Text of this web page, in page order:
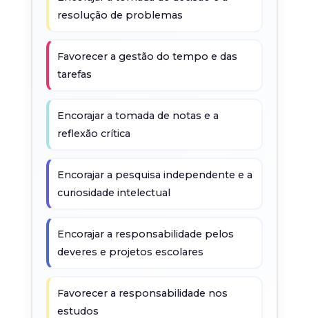
resolução de problemas
Favorecer a gestão do tempo e das
tarefas
Encorajar a tomada de notas e a
reflexão crítica
Encorajar a pesquisa independente e a
curiosidade intelectual
Encorajar a responsabilidade pelos
deveres e projetos escolares
Favorecer a responsabilidade nos
estudos